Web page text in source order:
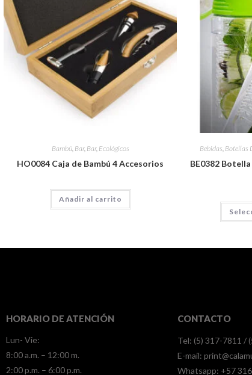
Bambú, Bar, Bar, Ecológicos
HO0084 Caja de Bambú 4 Accesorios
Añadir al carrito
Bebidas, Botellas
BE0382
HORARIO DE ATENCIÓN
Lun- Vie:
8:00 a.m. – 12:00 m.
2:00 p.m. – 6:00 p.m.
CONTACTO
Tel: (5) 317-7811 /
E-mail:
Whatsapp: +57